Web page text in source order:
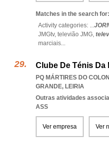
Matches in the search for:
Activity categories: ...
JMGtv, televião JMG,
marciais...
Clube De Ténis Da
PQ MÁRTIRES DO
GRANDE, LEIRIA
Outras atividades
ASS
Ver empresa Ver